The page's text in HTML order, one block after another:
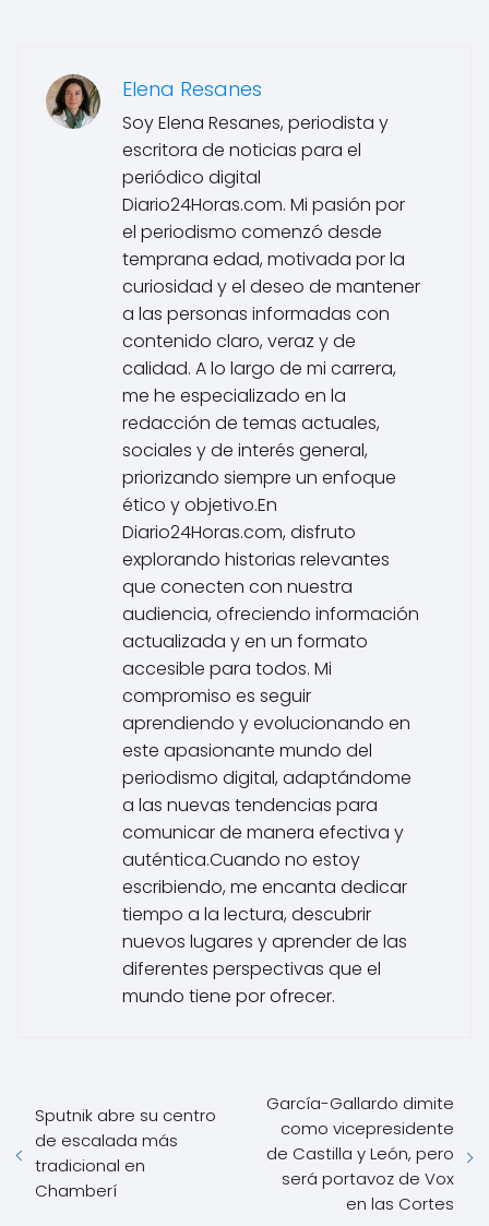
Elena Resanes
Soy Elena Resanes, periodista y
escritora de noticias para el
periódico digital
Diario24Horas.com. Mi pasión por
el periodismo comenzó desde
temprana edad, motivada por la
curiosidad y el deseo de mantener
a las personas informadas con
contenido claro, veraz y de
calidad. A lo largo de mi carrera,
me he especializado en la
redacción de temas actuales,
sociales y de interés general,
priorizando siempre un enfoque
ético y objetivo.En
Diario24Horas.com, disfruto
explorando historias relevantes
que conecten con nuestra
audiencia, ofreciendo información
actualizada y en un formato
accesible para todos. Mi
compromiso es seguir
aprendiendo y evolucionando en
este apasionante mundo del
periodismo digital, adaptándome
a las nuevas tendencias para
comunicar de manera efectiva y
auténtica.Cuando no estoy
escribiendo, me encanta dedicar
tiempo a la lectura, descubrir
nuevos lugares y aprender de las
diferentes perspectivas que el
mundo tiene por ofrecer.
Sputnik abre su centro
de escalada más
tradicional en
Chamberí
García-Gallardo dimite
como vicepresidente
de Castilla y León, pero
será portavoz de Vox
en las Cortes